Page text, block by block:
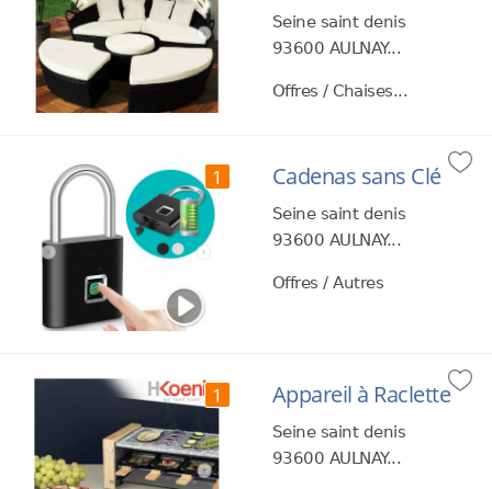
Seine saint denis
93600 AULNAY...
Offres / Chaises...
1 Cadenas sans Clé
Seine saint denis
93600 AULNAY...
Offres / Autres
1 Appareil à Raclette
Seine saint denis
93600 AULNAY...